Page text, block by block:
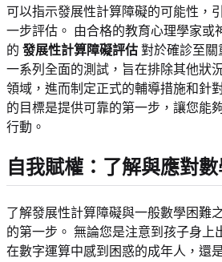
可以指示發展性計算障礙的可能性，
一步評估。 由合格的教育心理學家或
的 發展性計算障礙評估 對於確診至關
一系列全面的測試，旨在排除其他狀
領域，進而制定正式的輔導措施和針
的目標是提供可靠的第一步，讓您能
行動。
自我賦權：了解與應對
了解發展性計算障礙與一般數學困難
的第一步。 無論您是注意到孩子身上
在數字運算中感到困惑的成年人，還